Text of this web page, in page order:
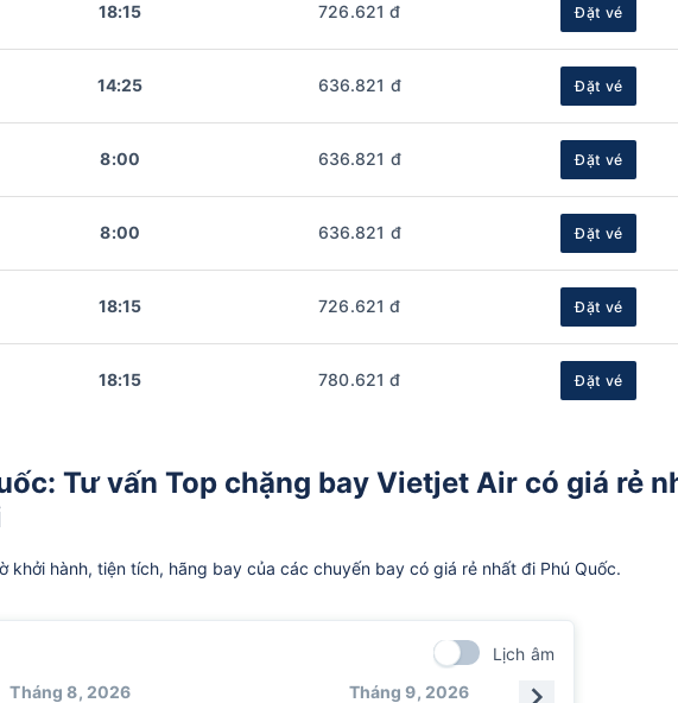
18:15 726.621 đ Đặt vé
14:25 636.821 đ Đặt vé
8:00 636.821 đ Đặt vé
8:00 636.821 đ Đặt vé
18:15 726.621 đ Đặt vé
18:15 780.621 đ Đặt vé
Tư vấn Top chặng bay Vietjet Air có giá rẻ
khởi hành, tiện tích, hãng bay của các chuyến bay có giá rẻ nhất đi Phú Quốc.
Lịch âm
Tháng 8, 2026
Tháng 9, 2026